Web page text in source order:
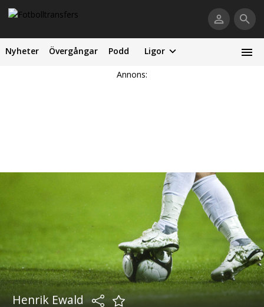
Nyheter Övergångar Podd Ligor
Annons:
Henrik Ewald